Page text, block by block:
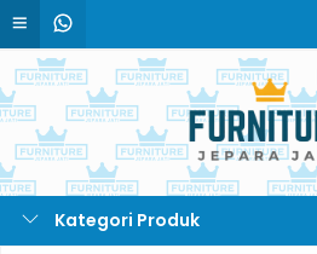
Kategori Produk